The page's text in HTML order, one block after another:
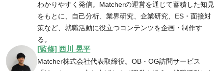
わかりやすく発信。Matcherの運営を通じて蓄積した知見
をもとに、自己分析、業界研究、企業研究、ES・面接対
策など、就職活動に役立つコンテンツを企画・制作す
る。
[監修] 西川 晃平
Matcher株式会社代表取締役。OB・OG訪問サービス